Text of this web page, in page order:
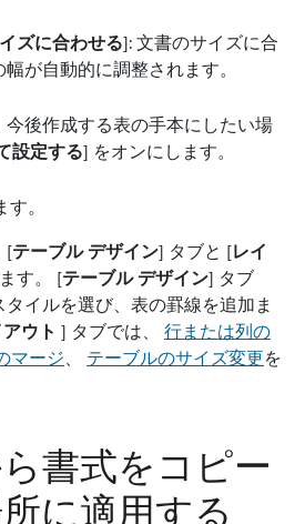
ズに合わせる]: 文書のサイズに合
が自動的に調整されます。
後作成する表の手本にしたい場
設定する] をオンにします。
。
[テーブル デザイン] タブと [レイ
す。 [テーブル デザイン] タブ
イルを選び、表の罫線を追加ま
ウト ] タブでは、 行または列の
マージ テーブルのサイズ変更を
書式をコピー
に適用する